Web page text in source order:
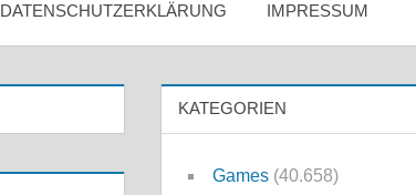
DATENSCHUTZERKLÄRUNG IMPRESSUM
KATEGORIEN
Games (40.658)